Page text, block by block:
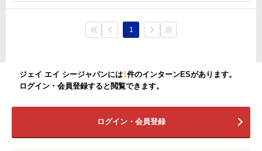
1
ジェイ エイ シージャパンには1件のインターンESがあります。
ログイン・会員登録すると閲覧できます。
ログイン・会員登録